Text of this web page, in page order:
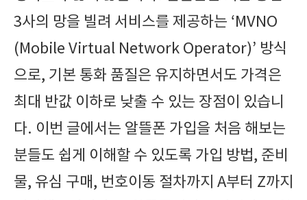
3사의 망을 빌려 서비스를 제공하는 ‘MVNO
(Mobile Virtual Network Operator)’ 방식
으로, 기본 통화 품질은 유지하면서도 가격은
최대 반값 이하로 낮출 수 있는 장점이 있습니
다. 이번 글에서는 알뜰폰 가입을 처음 해보는
분들도 쉽게 이해할 수 있도록 가입 방법, 준비
물, 유심 구매, 번호이동 절차까지 A부터 Z까지